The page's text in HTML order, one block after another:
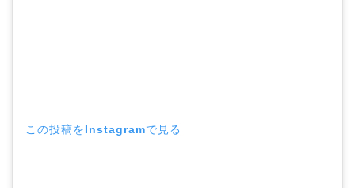
この投稿をInstagramで見る